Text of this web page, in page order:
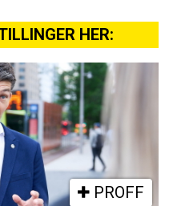
HER:
PROFF